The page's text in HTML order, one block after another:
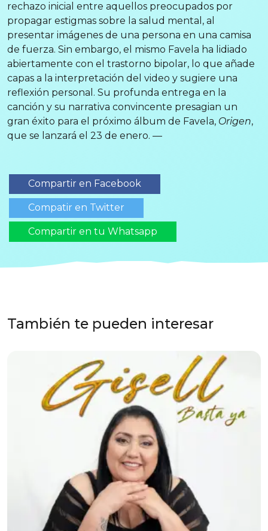
rechazo inicial entre aquellos preocupados por
propagar estigmas sobre la salud mental, al
presentar imágenes de una persona en una camisa
de fuerza. Sin embargo, el mismo Favela ha lidiado
abiertamente con el trastorno bipolar, lo que añade
capas a la interpretación del video y sugiere una
reflexión personal. Su profunda entrega en la
canción y su narrativa convincente presagian un
gran éxito para el próximo álbum de Favela, Origen,
que se lanzará el 23 de enero. —
Compartir en Facebook
Compatir en Twitter
Compartir en tu Whatsapp
También te pueden interesar